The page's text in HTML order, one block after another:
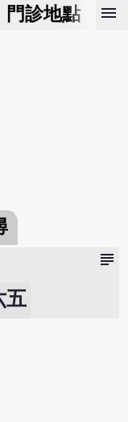
門診地點 預
menu
subject
五